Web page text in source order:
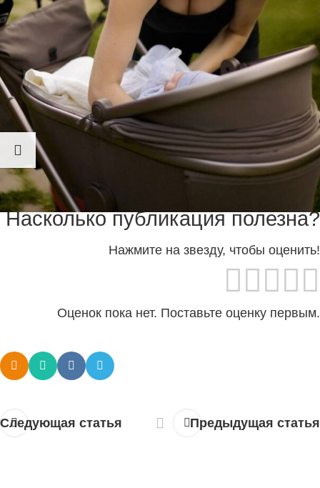
https://t.me/fokmedia
Саша Трусова отметила первый месяц с рождения
сына Михаила. Он успел побывать не только в
коляске, но и на катке.
Накидайте ❤️ молодой маме.
Насколько публикация полезна?
Нажмите на звезду, чтобы оценить!
Оценок пока нет. Поставьте оценку первым.
Следующая статья Предыдущая статья